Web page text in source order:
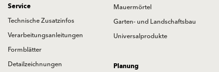
Mauermörtel
Garten- und Landschaftsbau
Universalprodukte
Service
Technische Zusatzinfos
Verarbeitungsanleitungen
Formblätter
Detailzeichnungen
Planung